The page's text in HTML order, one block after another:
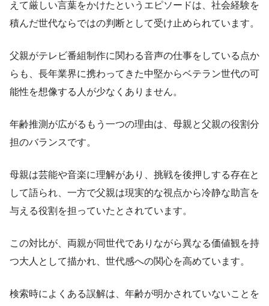
えて厳しい言葉をかけたというエピソードは、社会経験を
積んだ世代ならではの判断として受け止められています。
父親がテレビ番組制作に関わる音声の仕事をしている点か
らも、長年業界に携わってきた中堅からベテラン世代の可
能性を想像する人が少なくありません。
年齢推測が広がるもう一つの理由は、母親と父親の役割分
担のバランスです。
母親は芸能や音楽に理解があり、挑戦を後押しする存在と
して語られ、一方で父親は現実的な視点から冷静な助言を
与える役割を担っていたとされています。
この対比が、両親が同世代でありながら異なる価値観を持
つ大人として描かれ、世代感への関心を高めています。
検索時によくある誤解は、年齢が明かされていないことを